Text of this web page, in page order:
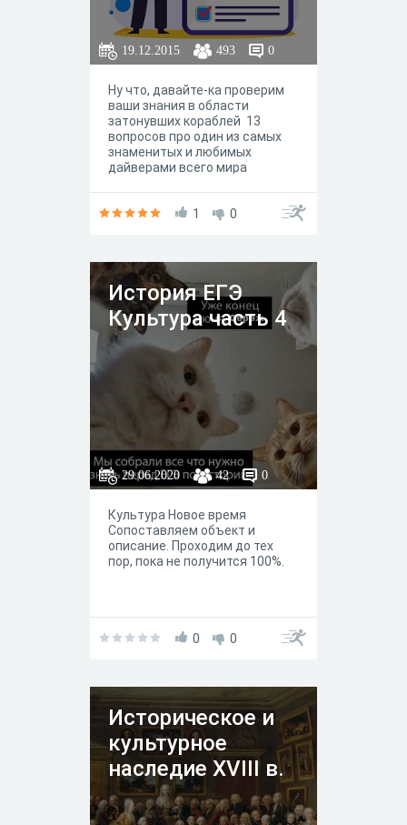
19.12.2015 493 0
Ну что, давайте-ка проверим
ваши знания в области
затонувших кораблей 13
вопросов про один из самых
знаменитых и любимых
дайверами всего мира
вами. Вперёд к победе
1 0
История ЕГЭ
Культура часть 4
29.06.2020 42 0
Культура Новое время
Сопоставляем объект и
описание. Проходим до тех
пор, пока не получится 100%.
0 0
Историческое и
культурное
наследие XVIII в.